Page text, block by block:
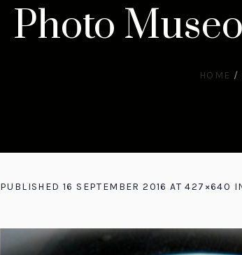
Photo
HOME /
PUBLISHED 16 SEPTEMBER 2016 AT 427×640